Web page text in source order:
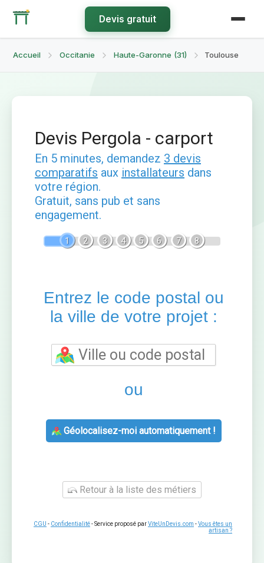
Devis gratuit
Accueil Occitanie Haute-Garonne (31) Toulouse
Devis Pergola - carport
En 5 minutes, demandez 3 devis
comparatifs aux installateurs dans
votre région.
Gratuit, sans pub et sans
engagement.
1 2 3 4 5 6 7 8
Entrez le code postal ou
la ville de votre projet :
ou
Géolocalisez-moi automatiquement !
Retour à la liste des métiers
CGU - Confidentialité- Service proposé parViteUnDevis.com -Vous êtes un
artisan ?